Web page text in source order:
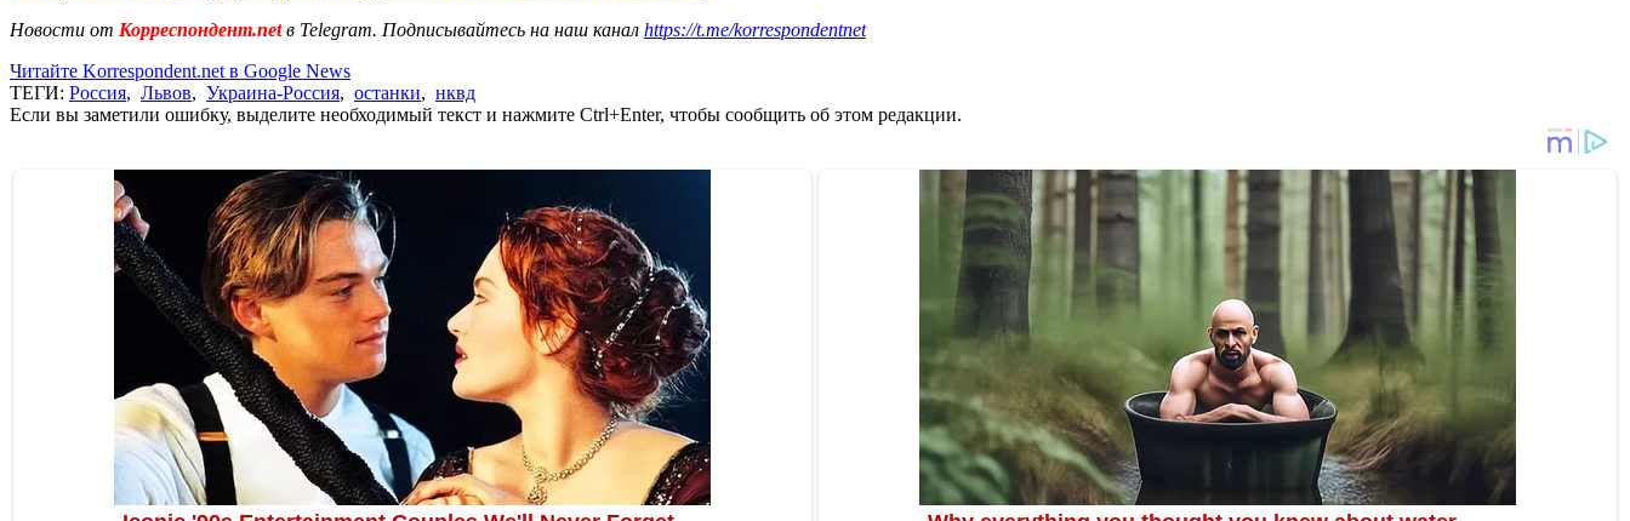
Новости от Корреспондент.netв Telegram. Подписывайтесь на наш канал https://t.me/korrespondentnet
Читайте Korrespondent.net в Google News
ТЕГИ: Россия, Львов, Украина-Россия, останки, нквд
Если вы заметили ошибку, выделите необходимый текст и нажмите Ctrl+Enter, чтобы сообщить об этом редакции.